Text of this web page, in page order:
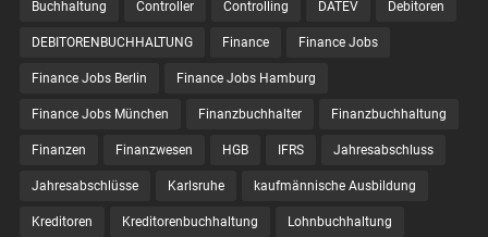
Buchhaltung Controller Controlling DATEV Debitoren
DEBITORENBUCHHALTUNG Finance Finance Jobs
Finance Jobs Berlin Finance Jobs Hamburg
Finance Jobs München Finanzbuchhalter Finanzbuchhaltung
Finanzen Finanzwesen HGB IFRS Jahresabschluss
Jahresabschlüsse Karlsruhe kaufmännische Ausbildung
Kreditoren Kreditorenbuchhaltung Lohnbuchhaltung